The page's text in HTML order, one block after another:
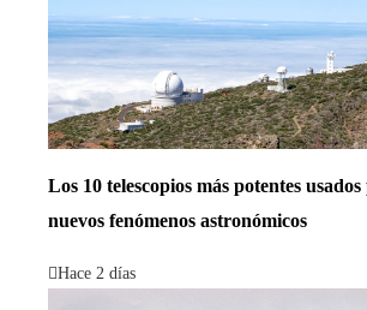
Los 10 telescopios más potentes
nuevos fenómenos astronómicos
Hace 2 días